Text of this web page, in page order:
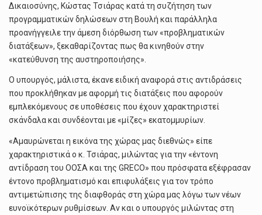
Δικαιοσύνης, Κώστας Τσιάρας κατά τη συζήτηση των
προγραμματικών δηλώσεων στη Βουλή και παράλληλα
προανήγγειλε την άμεση διόρθωση των «προβληματικών
διατάξεων», ξεκαθαρίζοντας πως θα κινηθούν στην
«κατεύθυνση της αυστηροποιήσης».
Ο υπουργός, μάλιστα, έκανε ειδική αναφορά στις αντιδράσεις
που προκλήθηκαν με αφορμή τις διατάξεις που αφορούν
εμπλεκόμενους σε υποθέσεις που έχουν χαρακτηριστεί
σκάνδαλα και συνδέονται με «μίζες» εκατομμυρίων.
«Αμαυρώνεται η εικόνα της χώρας μας διεθνώς» είπε
χαρακτηριστικά ο κ. Τσιάρας, μιλώντας για την «έντονη
αντίδραση του ΟΟΣΑ και της GRECO» που πρόσφατα εξέφρασαν
έντονο προβληματισμό και επιφυλάξεις για τον τρόπο
αντιμετώπισης της διαφθοράς στη χώρα μας λόγω των νέων
ευνοϊκότερων ρυθμίσεων. Αν και ο υπουργός μιλώντας στη